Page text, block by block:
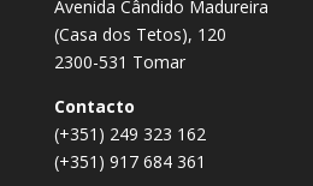
Avenida Cândido Madureira
(Casa dos Tetos), 120
2300-531 Tomar
Contacto
(+351) 249 323 162
(+351) 917 684 361